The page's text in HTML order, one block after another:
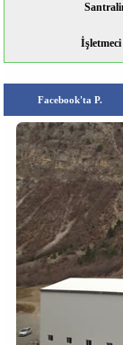
Facebook'ta P.